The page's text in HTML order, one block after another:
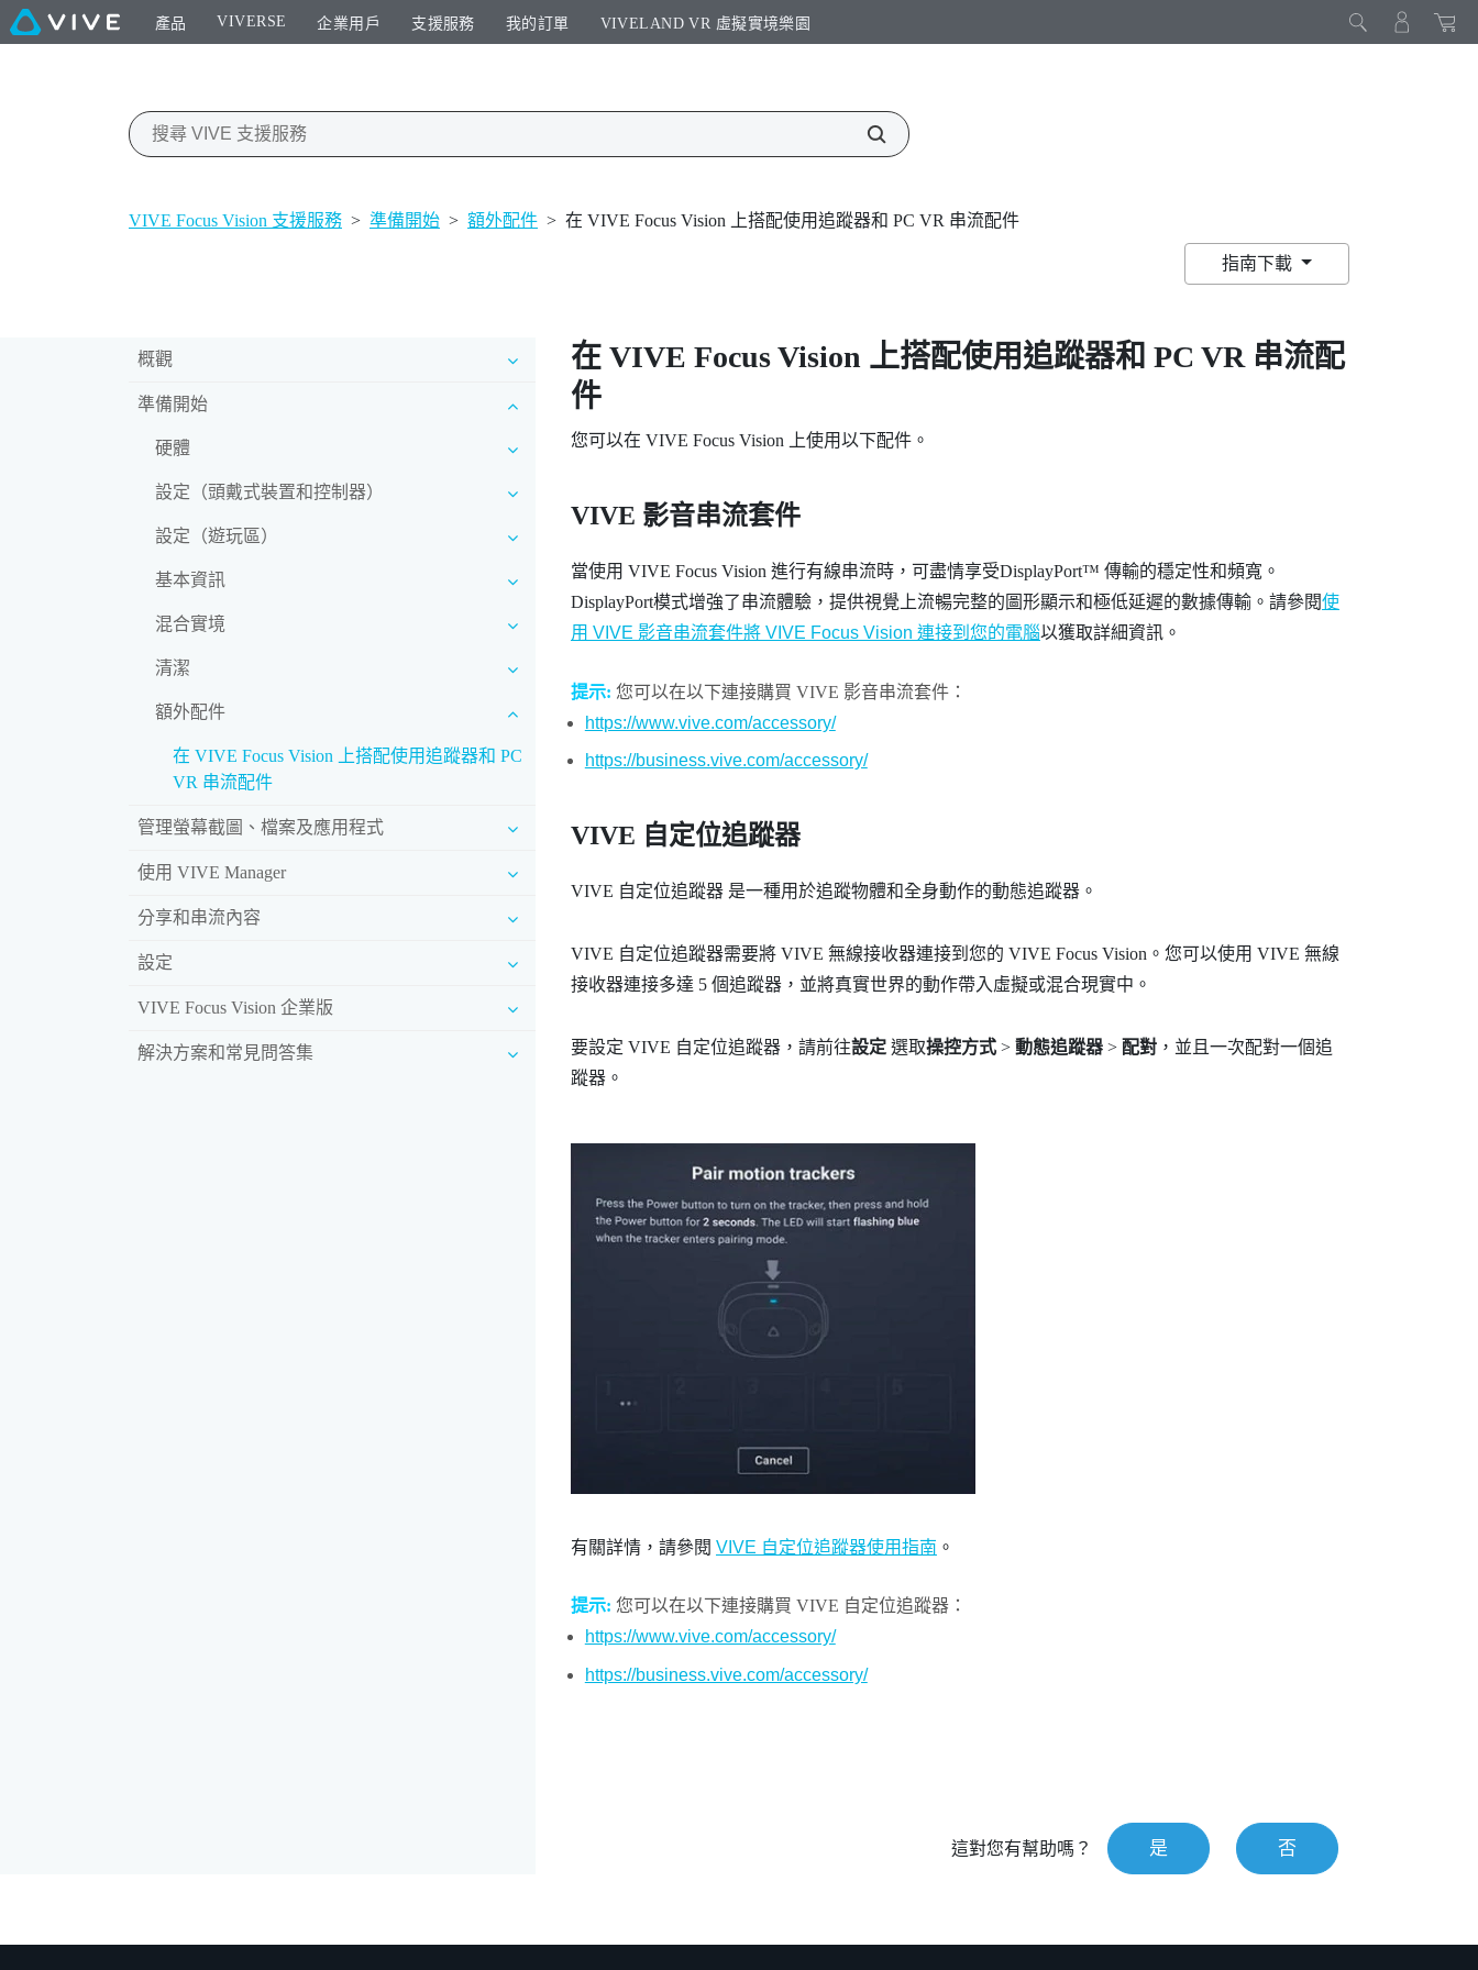
產品 VIVERSE 企業用戶 支援服務 我的訂單 VIVELAND VR 虛擬實境樂園​
VIVE Focus Vision 支援服務 > 準備開始 > 額外配件 > 在 VIVE Focus Vision 上搭配使用追蹤器和 PC VR 串流配件
指南下載
概觀
準備開始
硬體
設定（頭戴式裝置和控制器）
設定（遊玩區）
基本資訊
混合實境
清潔
額外配件
在 VIVE Focus Vision 上搭配使用追蹤器和 PC
VR 串流配件
管理螢幕截圖、檔案及應用程式
使用 VIVE Manager
分享和串流內容
設定
VIVE Focus Vision 企業版
解決方案和常見問答集
在 VIVE Focus Vision 上搭配使用追蹤器和 PC VR 串流配
件
您可以在 VIVE Focus Vision 上使用以下配件。
VIVE 影音串流套件
當使用 VIVE Focus Vision 進行有線串流時，可盡情享受DisplayPort™ 傳輸的穩定性和頻寬。
DisplayPort模式增強了串流體驗，提供視覺上流暢完整的圖形顯示和極低延遲的數據傳輸。請參閱使
用 VIVE 影音串流套件將 VIVE Focus Vision 連接到您的電腦以獲取詳細資訊。
提示: 您可以在以下連接購買 VIVE 影音串流套件：
https://www.vive.com/accessory/
https://business.vive.com/accessory/
VIVE 自定位追蹤器
VIVE 自定位追蹤器是一種用於追蹤物體和全身動作的動態追蹤器。
VIVE 自定位追蹤器需要將 VIVE 無線接收器連接到您的 VIVE Focus Vision 。您可以使用 VIVE 無線
接收器連接多達 5 個追蹤器，並將真實世界的動作帶入虛擬或混合現實中。
要設定 VIVE 自定位追蹤器，請前往設定選取操控方式> 動態追蹤器> 配對，並且一次配對一個追
蹤器。
有關詳情，請參閱 VIVE 自定位追蹤器使用指南 。
提示: 您可以在以下連接購買 VIVE 自定位追蹤器：
https://www.vive.com/accessory/
https://business.vive.com/accessory/
這對您有幫助嗎？ 是 否